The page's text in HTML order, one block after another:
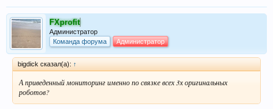
FXprofit
Администратор
Команда форума
Администратор
bigdick сказал(а): ↑
А приведенный мониторинг именно по связке всех 3х оригинальных
роботов?